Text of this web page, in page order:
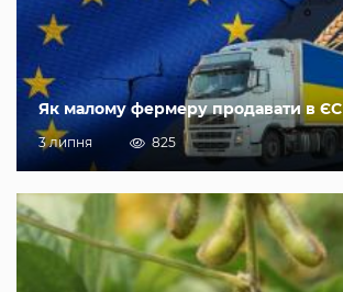
Як малому фермеру продавати в ЄС
3 липня 825